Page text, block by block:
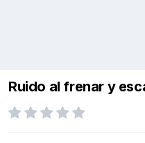
Ruido al frenar y